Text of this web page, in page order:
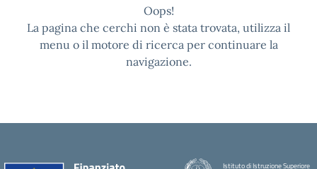
Oops!
La pagina che cerchi non è stata trovata, utilizza il
menu o il motore di ricerca per continuare la
navigazione.
Istituto di Istruzione Superiore